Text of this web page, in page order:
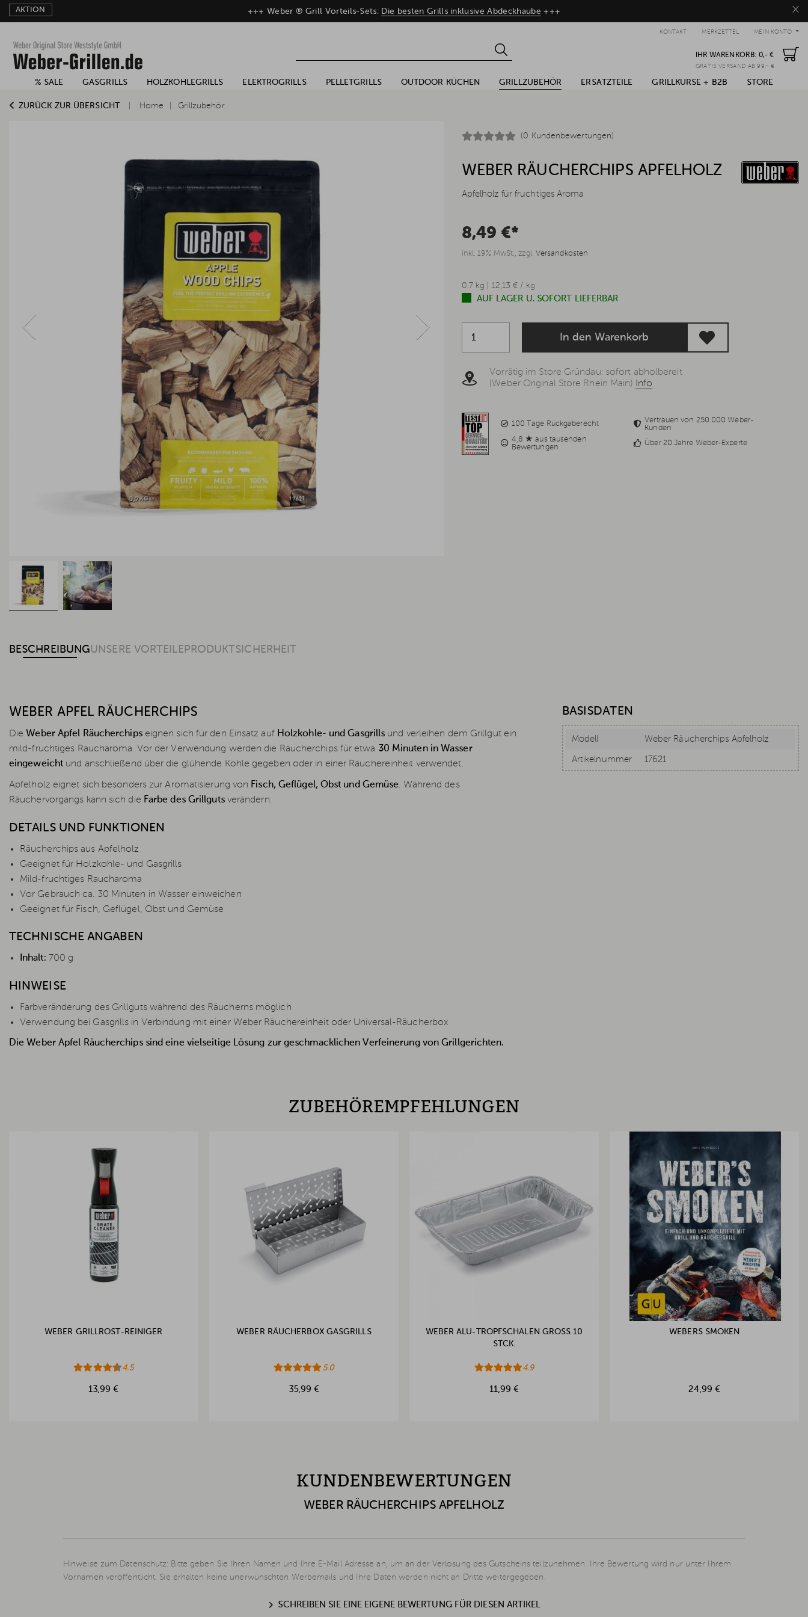
AKTION ×
+++ Weber ® Grill Vorteils-Sets: Die besten Grills inklusive Abdeckhaube +++
MEIN KONTO
MERKZETTEL
KONTAKT
IHR WARENKORB: 0,- €
GRATIS VERSAND AB 99,- €
% SALE GASGRILLS HOLZKOHLEGRILLS ELEKTROGRILLS PELLETGRILLS OUTDOOR KÜCHEN GRILLZUBEHÖR ERSATZTEILE GRILLKURSE + B2B STORE
ZURÜCK ZUR ÜBERSICHT Home Grillzubehör
(0 Kundenbewertungen)
WEBER RÄUCHERCHIPS APFELHOLZ
Apfelholz für fruchtiges Aroma
8,49 €*
inkl. 19% MwSt., zzgl. Versandkosten
0.7 kg | 12,13 € / kg
AUF LAGER U. SOFORT LIEFERBAR
In den Warenkorb
Vorrätig im Store Gründau: sofort abholbereit
(Weber Original Store Rhein Main)
Info
100 Tage Rückgaberecht
Vertrauen von 250.000 Weber-
Kunden
4,8 ★ aus tausenden
Bewertungen
Über 20 Jahre Weber-Experte
BESCHREIBUNGUNSERE VORTEILE PRODUKTSICHERHEIT
WEBER APFEL RÄUCHERCHIPS
Die Weber Apfel Räucherchipseignen sich für den Einsatz auf Holzkohle- und Gasgrills und verleihen dem Grillgut ein
mild-fruchtiges Raucharoma. Vor der Verwendung werden die Räucherchips für etwa 30 Minuten in Wasser
eingeweicht und anschließend über die glühende Kohle gegeben oder in einer Räuchereinheit verwendet.
Apfelholz eignet sich besonders zur Aromatisierung von Fisch, Geflügel, Obst und Gemüse. Während des
Räuchervorgangs kann sich die Farbe des Grillgutsverändern.
DETAILS UND FUNKTIONEN
Räucherchips aus Apfelholz
Geeignet für Holzkohle- und Gasgrills
Mild-fruchtiges Raucharoma
Vor Gebrauch ca. 30 Minuten in Wasser einweichen
Geeignet für Fisch, Geflügel, Obst und Gemüse
TECHNISCHE ANGABEN
Inhalt: 700 g
HINWEISE
Farbveränderung des Grillguts während des Räucherns möglich
Verwendung bei Gasgrills in Verbindung mit einer Weber Räuchereinheit oder Universal-Räucherbox
Die Weber Apfel Räucherchips sind eine vielseitige Lösung zur geschmacklichen Verfeinerung von Grillgerichten.
BASISDATEN
Modell Weber Räucherchips Apfelholz
Artikelnummer 17621
ZUBEHÖREMPFEHLUNGEN
WEBER GRILLROST-REINIGER
4.5
13,99 €
WEBER RÄUCHERBOX GASGRILLS
5.0
35,99 €
WEBER ALU-TROPFSCHALEN GROSS 10 S
TCK.
4.9
11,99 €
WEBERS SMOKEN
24,99 €
KUNDENBEWERTUNGEN
WEBER RÄUCHERCHIPS APFELHOLZ
Hinweise zum Datenschutz: Bitte geben Sie Ihren Namen und Ihre E-Mail Adresse an, um an der Verlosung des Gutscheins teilzunehmen. Ihre Bewertung wird nur unter Ihrem
Vornamen veröffentlicht. Sie erhalten keine unerwünschten Werbemails und Ihre Daten werden nicht an Dritte weitergegeben.
SCHREIBEN SIE EINE EIGENE BEWERTUNG FÜR DIESEN ARTIKEL